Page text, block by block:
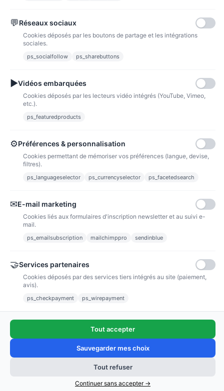
Ajouter au panier
Paiements sécurisés via paypal et paypal 4 fois sans frais
Fidélité
bons de réductions.
Notre société
Nous suivre
Newsletter
Voir tous les avis boutique
Copyright © 2011 - 2025 / poussieredestoiles.fr
💬Réseaux sociaux
Cookies déposés par les boutons de partage et les intégrations
sociales.
ps_socialfollow ps_sharebuttons
▶Vidéos embarquées
Cookies déposés par les lecteurs vidéo intégrés (YouTube, Vimeo,
etc.).
ps_featuredproducts
⚙Préférences & personnalisation
Cookies permettant de mémoriser vos préférences (langue, devise,
filtres).
ps_languageselector ps_currencyselector ps_facetedsearch
✉E-mail marketing
Cookies liés aux formulaires d'inscription newsletter et au suivi e-
mail.
ps_emailsubscription mailchimppro sendinblue
🤝Services partenaires
Cookies déposés par des services tiers intégrés au site (paiement,
avis).
ps_checkpayment ps_wirepayment
Tout accepter
Sauvegarder mes choix
Tout refuser
Continuer sans accepter →